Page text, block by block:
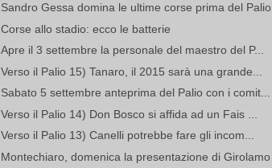
Sandro Gessa domina le ultime corse prima del Palio
Corse allo stadio: ecco le batterie
Apre il 3 settembre la personale del maestro del P...
Verso il Palio 15) Tanaro, il 2015 sarà una grande...
Sabato 5 settembre anteprima del Palio con i comit...
Verso il Palio 14) Don Bosco si affida ad un Fais ...
Verso il Palio 13) Canelli potrebbe fare gli incom...
Montechiaro, domenica la presentazione di Girolamo